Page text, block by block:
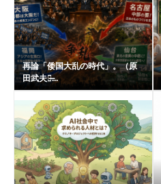
再論「倭国大乱の時代」。（原
田武夫の̶...